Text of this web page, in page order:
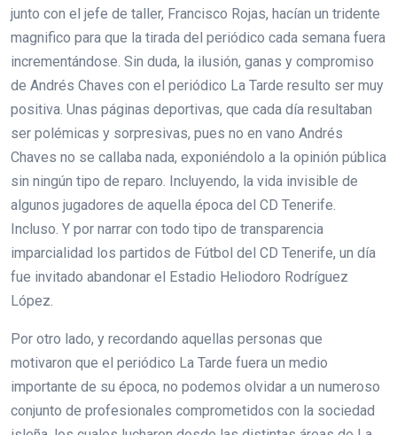
junto con el jefe de taller, Francisco Rojas, hacían un tridente
magnifico para que la tirada del periódico cada semana fuera
incrementándose. Sin duda, la ilusión, ganas y compromiso
de Andrés Chaves con el periódico La Tarde resulto ser muy
positiva. Unas páginas deportivas, que cada día resultaban
ser polémicas y sorpresivas, pues no en vano Andrés
Chaves no se callaba nada, exponiéndolo a la opinión pública
sin ningún tipo de reparo. Incluyendo, la vida invisible de
algunos jugadores de aquella época del CD Tenerife.
Incluso. Y por narrar con todo tipo de transparencia
imparcialidad los partidos de Fútbol del CD Tenerife, un día
fue invitado abandonar el Estadio Heliodoro Rodríguez
López.
Por otro lado, y recordando aquellas personas que
motivaron que el periódico La Tarde fuera un medio
importante de su época, no podemos olvidar a un numeroso
conjunto de profesionales comprometidos con la sociedad